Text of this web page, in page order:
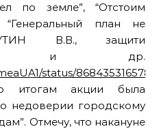
по земле”, “Отстоим
план не
В.В., защити
и др.
status/
итогам акции была
недоверии городскому
Отмечу, что накануне